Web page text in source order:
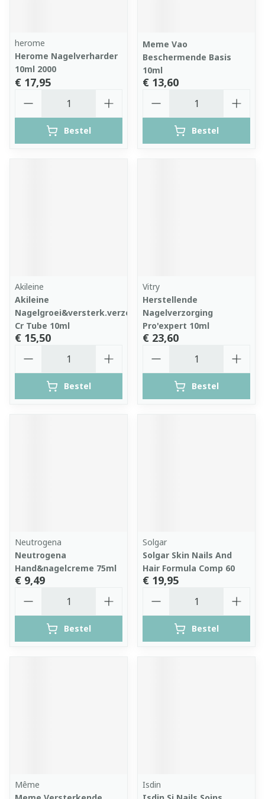
herome
Herome Nagelverharder
10ml 2000
€ 17,95
Bestel
Meme Vao
Beschermende Basis
10ml
€ 13,60
Bestel
Akileine
Akileine
Nagelgroei&versterk.verzorg.
Cr Tube 10ml
€ 15,50
Bestel
Vitry
Herstellende
Nagelverzorging
Pro'expert 10ml
€ 23,60
Bestel
Neutrogena
Neutrogena
Hand&nagelcreme 75ml
€ 9,49
Bestel
Solgar
Solgar Skin Nails And
Hair Formula Comp 60
€ 19,95
Bestel
Même
Isdin